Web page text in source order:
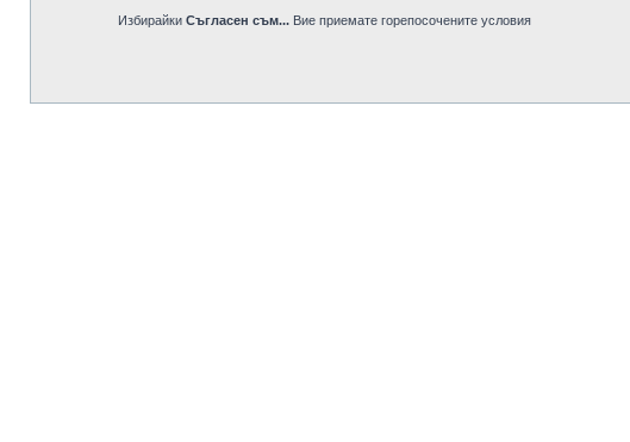
Избирайки Съгласен съм...Вие приемате горепосочените условия